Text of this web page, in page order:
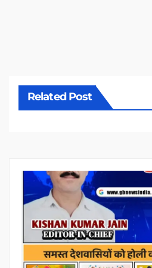
Related Post